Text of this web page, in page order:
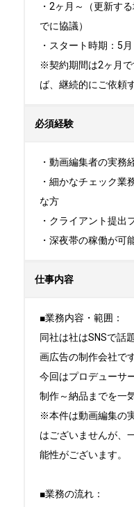
・2ヶ月～（更新す
でに協議）
・スタート時期：5月
※契約期間は2ヶ月
ば、継続的にご依頼
必須経験
・動画編集者の実務
・細かなチェック業
な方
・クライアント提出
・深夜帯の稼働が可
仕事内容
■業務内容・範囲：
同社は社はSNSで話
画広告の制作会社です
今回はプロデューサ
制作～納品までを一
※本件は動画編集の
はございませんが、
能性がございます。
■業務の流れ：